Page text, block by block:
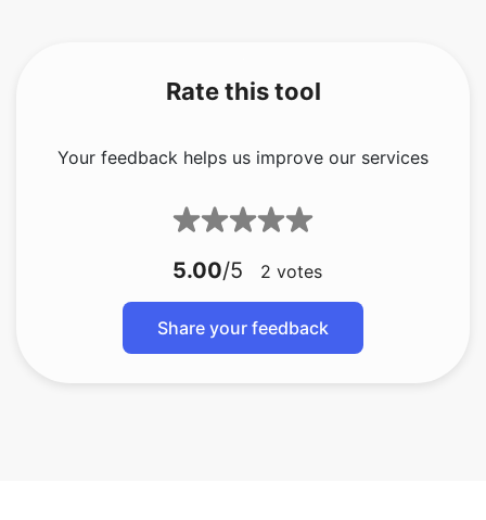
5.00
Share your feedback